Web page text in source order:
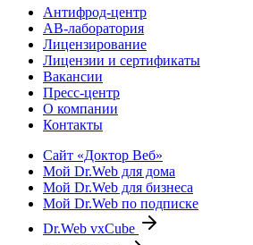
Антифрод-центр
АВ-лаборатория
Лицензирование
Лицензии и сертификаты
Вакансии
Пресс-центр
О компании
Контакты
Сайт «Доктор Веб»
Мой Dr.Web для дома
Мой Dr.Web для бизнеса
Мой Dr.Web по подписке
Dr.Web vxCube